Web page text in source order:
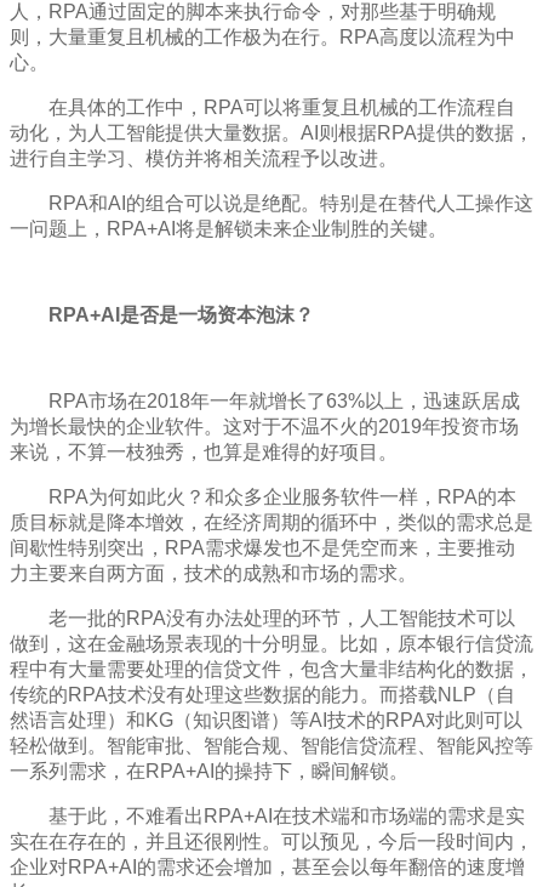
人，RPA通过固定的脚本来执行命令，对那些基于明确规
则，大量重复且机械的工作极为在行。RPA高度以流程为中
心。
在具体的工作中，RPA可以将重复且机械的工作流程自
动化，为人工智能提供大量数据。AI则根据RPA提供的数据，
进行自主学习、模仿并将相关流程予以改进。
RPA和AI的组合可以说是绝配。特别是在替代人工操作这
一问题上，RPA+AI将是解锁未来企业制胜的关键。
RPA+AI是否是一场资本泡沫？
RPA市场在2018年一年就增长了63%以上，迅速跃居成
为增长最快的企业软件。这对于不温不火的2019年投资市场
来说，不算一枝独秀，也算是难得的好项目。
RPA为何如此火？和众多企业服务软件一样，RPA的本
质目标就是降本增效，在经济周期的循环中，类似的需求总是
间歇性特别突出，RPA需求爆发也不是凭空而来，主要推动
力主要来自两方面，技术的成熟和市场的需求。
老一批的RPA没有办法处理的环节，人工智能技术可以
做到，这在金融场景表现的十分明显。比如，原本银行信贷流
程中有大量需要处理的信贷文件，包含大量非结构化的数据，
传统的RPA技术没有处理这些数据的能力。而搭载NLP（自
然语言处理）和KG（知识图谱）等AI技术的RPA对此则可以
轻松做到。智能审批、智能合规、智能信贷流程、智能风控等
一系列需求，在RPA+AI的操持下，瞬间解锁。
基于此，不难看出RPA+AI在技术端和市场端的需求是实
实在在存在的，并且还很刚性。可以预见，今后一段时间内，
企业对RPA+AI的需求还会增加，甚至会以每年翻倍的速度增